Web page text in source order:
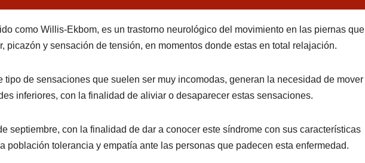
como Willis-Ekbom, es un trastorno neurológico del movimiento en las piernas que
picazón y sensación de tensión, en momentos donde estas en total relajación.
tipo de sensaciones que suelen ser muy incomodas, generan la necesidad de mover
inferiores, con la finalidad de aliviar o desaparecer estas sensaciones.
septiembre, con la finalidad de dar a conocer este síndrome con sus características
población tolerancia y empatía ante las personas que padecen esta enfermedad.